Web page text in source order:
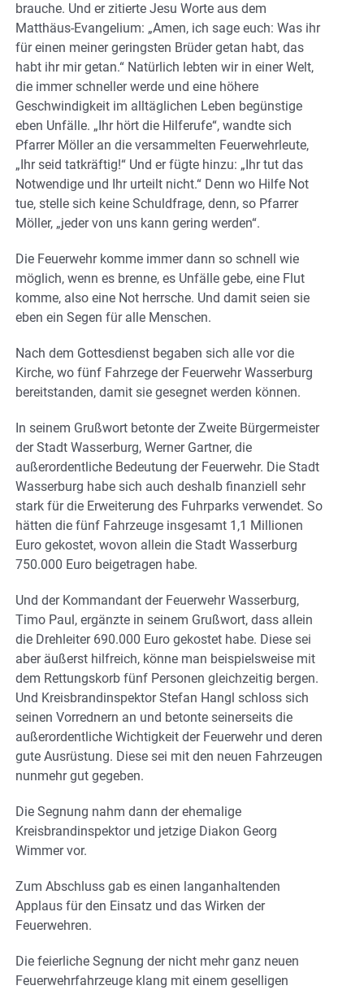
brauche. Und er zitierte Jesu Worte aus dem
Matthäus-Evangelium: „Amen, ich sage euch: Was ihr
für einen meiner geringsten Brüder getan habt, das
habt ihr mir getan.“ Natürlich lebten wir in einer Welt,
die immer schneller werde und eine höhere
Geschwindigkeit im alltäglichen Leben begünstige
eben Unfälle. „Ihr hört die Hilferufe“, wandte sich
Pfarrer Möller an die versammelten Feuerwehrleute,
„Ihr seid tatkräftig!“ Und er fügte hinzu: „Ihr tut das
Notwendige und Ihr urteilt nicht.“ Denn wo Hilfe Not
tue, stelle sich keine Schuldfrage, denn, so Pfarrer
Möller, „jeder von uns kann gering werden“.
Die Feuerwehr komme immer dann so schnell wie
möglich, wenn es brenne, es Unfälle gebe, eine Flut
komme, also eine Not herrsche. Und damit seien sie
eben ein Segen für alle Menschen.
Nach dem Gottesdienst begaben sich alle vor die
Kirche, wo fünf Fahrzege der Feuerwehr Wasserburg
bereitstanden, damit sie gesegnet werden können.
In seinem Grußwort betonte der Zweite Bürgermeister
der Stadt Wasserburg, Werner Gartner, die
außerordentliche Bedeutung der Feuerwehr. Die Stadt
Wasserburg habe sich auch deshalb finanziell sehr
stark für die Erweiterung des Fuhrparks verwendet. So
hätten die fünf Fahrzeuge insgesamt 1,1 Millionen
Euro gekostet, wovon allein die Stadt Wasserburg
750.000 Euro beigetragen habe.
Und der Kommandant der Feuerwehr Wasserburg,
Timo Paul, ergänzte in seinem Grußwort, dass allein
die Drehleiter 690.000 Euro gekostet habe. Diese sei
aber äußerst hilfreich, könne man beispielsweise mit
dem Rettungskorb fünf Personen gleichzeitig bergen.
Und Kreisbrandinspektor Stefan Hangl schloss sich
seinen Vorrednern an und betonte seinerseits die
außerordentliche Wichtigkeit der Feuerwehr und deren
gute Ausrüstung. Diese sei mit den neuen Fahrzeugen
nunmehr gut gegeben.
Die Segnung nahm dann der ehemalige
Kreisbrandinspektor und jetzige Diakon Georg
Wimmer vor.
Zum Abschluss gab es einen langanhaltenden
Applaus für den Einsatz und das Wirken der
Feuerwehren.
Die feierliche Segnung der nicht mehr ganz neuen
Feuerwehrfahrzeuge klang mit einem geselligen